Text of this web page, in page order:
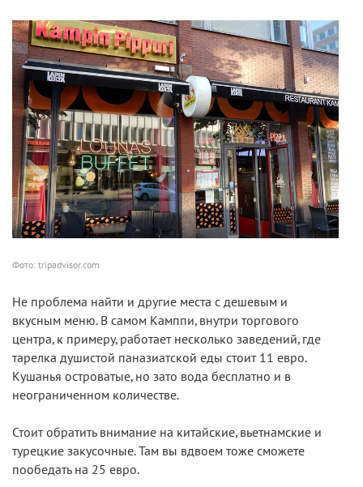
Фото: tripadvisor.com
Не проблема найти и другие места с дешевым и
вкусным меню. В самом Камппи, внутри торгового
центра, к примеру, работает несколько заведений, где
тарелка душистой паназиатской еды стоит 11 евро.
Кушанья островатые, но зато вода бесплатно и в
неограниченном количестве.
Стоит обратить внимание на китайские, вьетнамские и
турецкие закусочные. Там вы вдвоем тоже сможете
пообедать на 25 евро.